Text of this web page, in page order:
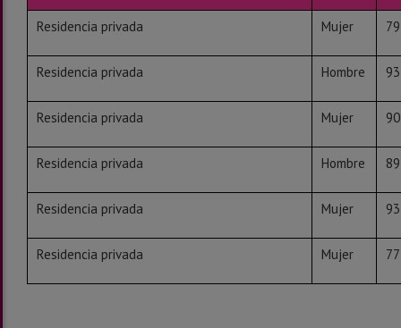
Residencia privada Mujer 79
Residencia privada Hombre 93
Residencia privada Mujer 90
Residencia privada Hombre 89
Residencia privada Mujer 93
Residencia privada Mujer 77